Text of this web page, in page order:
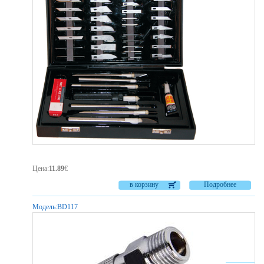
Цена:11.89€
Подробнее
в корзину
Модель:BD117